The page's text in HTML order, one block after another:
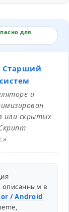
для
Старший
и
или скрытых
описанным в
/ Android